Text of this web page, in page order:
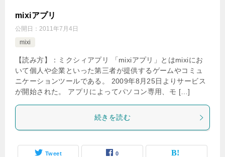
mixiアプリ
公開日： 2011年7月4日
mixi
【読み方】：ミクシィアプリ 「mixiアプリ」とはmixiにお
いて個人や企業といった第三者が提供するゲームやコミュ
ニケーションツールである。 2009年8月25日よりサービス
が開始された。 アプリによってパソコン専用、モ […]
続きを読む
Tweet 0